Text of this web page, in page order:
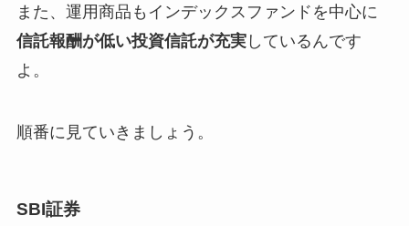
また、運用商品も インデックスファンドを中心に
信託報酬が低い投資信託が充実しているんです
よ。
順番に見ていきましょう。
SBI証券